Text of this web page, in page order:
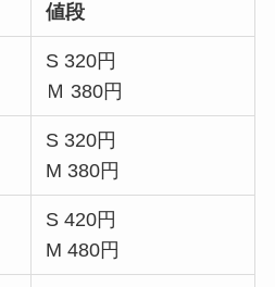
値段
S 320円
Ｍ 380円
S 320円
M 380円
S 420円
M 480円